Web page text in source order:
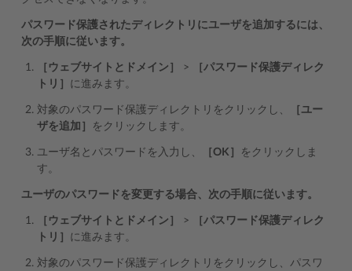
パスワード保護されたディレクトリにユーザを追加するには、
次の手順に従います。
［ウェブサイトとドメイン］ >
［パスワード保護ディレク
トリ］ に進みます。
対象のパスワード保護ディレクトリをクリックし、
［ユー
ザを追加］
をクリックします。
ユーザ名とパスワードを入力し、 ［OK］
をクリックしま
す。
ユーザのパスワードを変更する場合、次の手順に従います。
［ウェブサイトとドメイン］ >
［パスワード保護ディレク
トリ］ に進みます。
対象のパスワード保護ディレクトリをクリックし、パスワ